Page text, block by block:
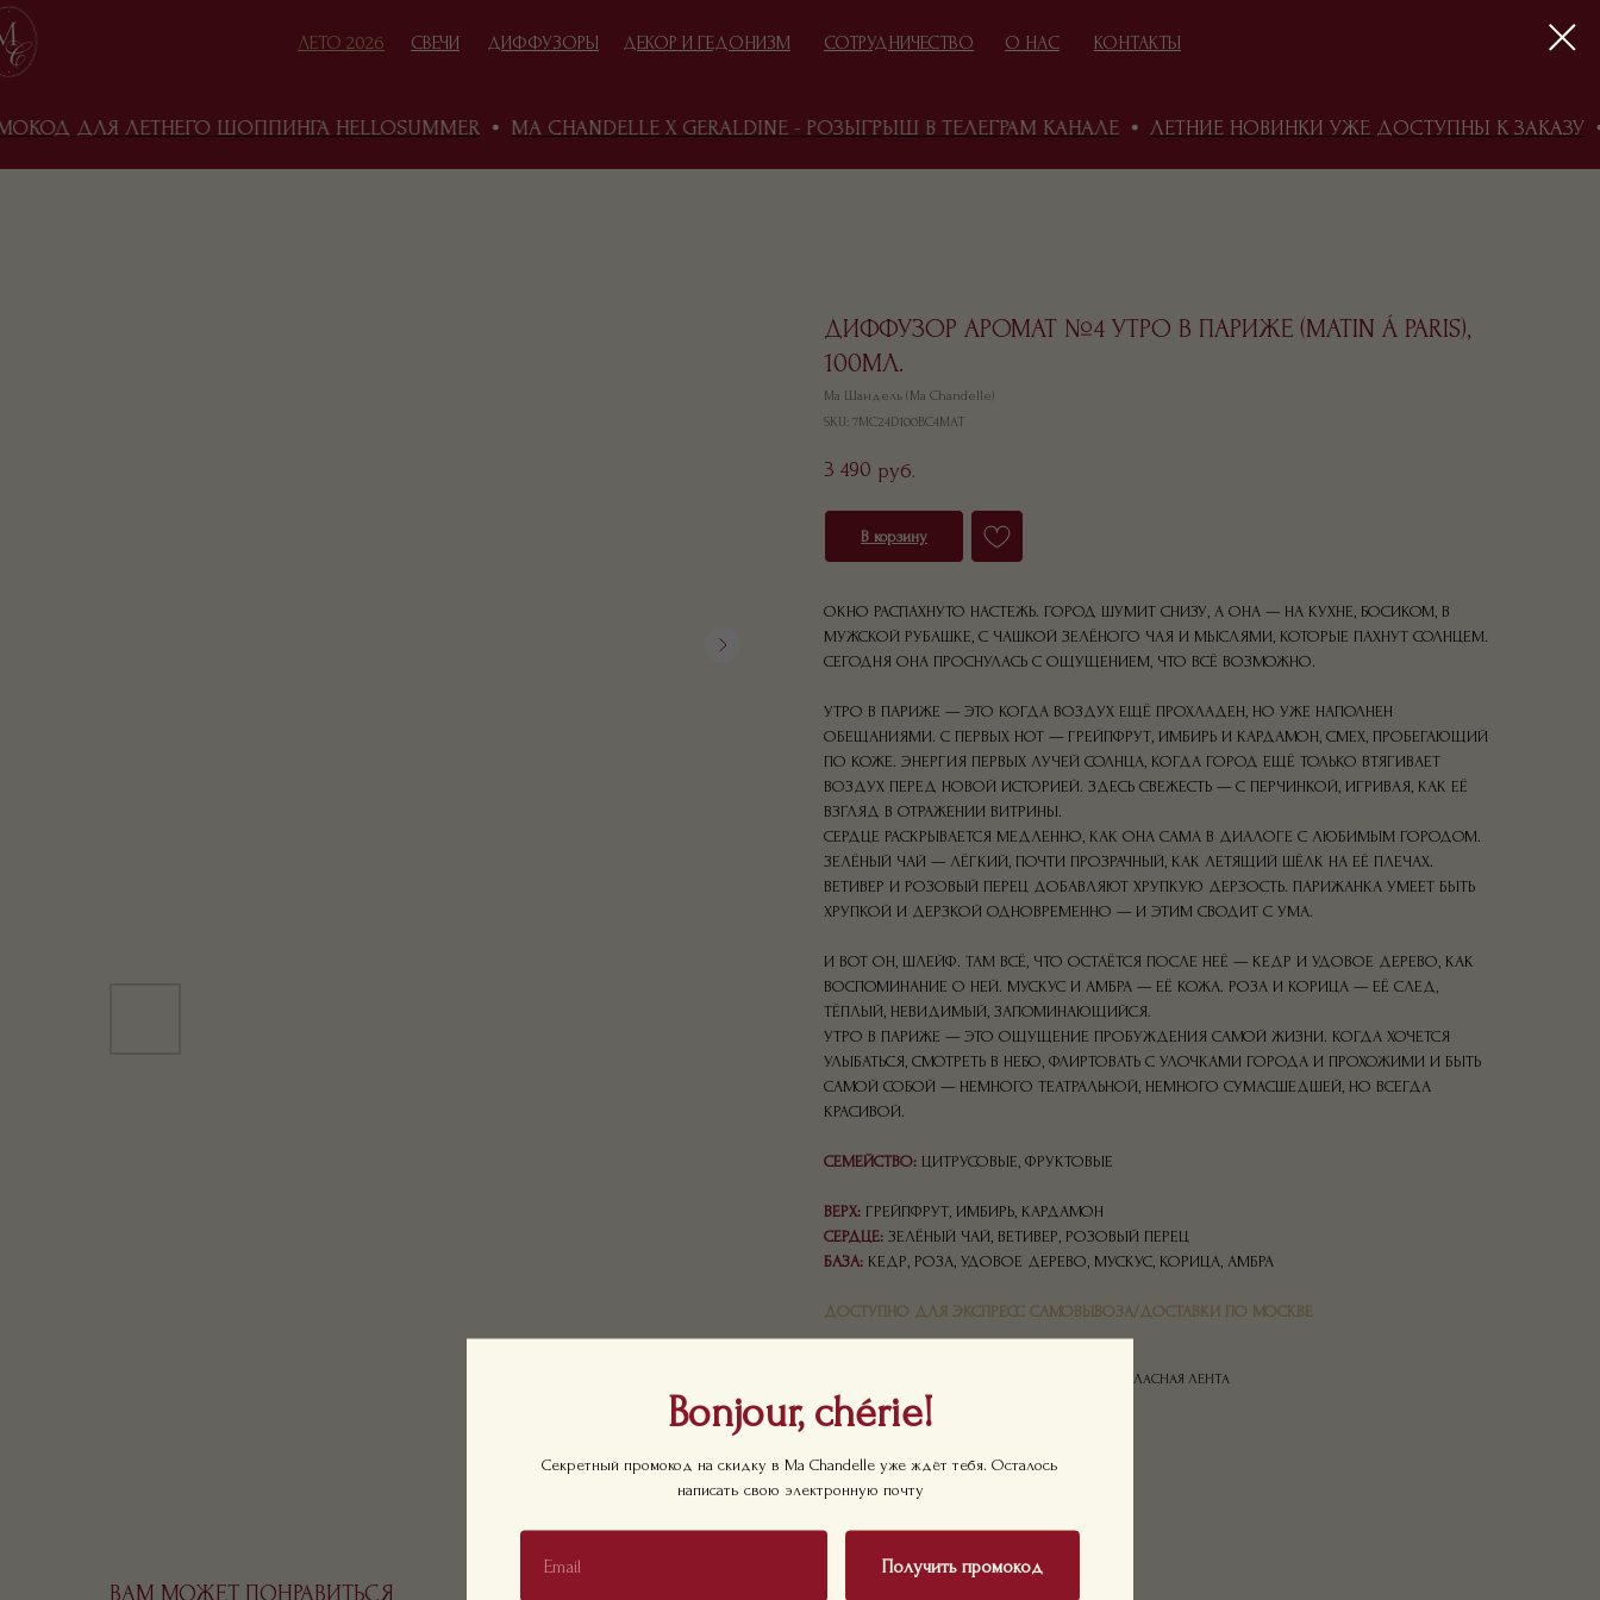
ЛЕТО 2026 КОНТАКТЫ
О НАС
СВЕЧИ ДИФФУЗОРЫ ДЕКОР И ГЕДОНИЗМ СОТРУДНИЧЕСТВО
ДЛЯ ЛЕТНЕГО ШОППИНГА HELLOSUMMER MA CHANDELLE X GERALDINE - РОЗЫГРЫШ В ТЕЛЕГРАМ КАНАЛЕ ЛЕТНИЕ НОВИНКИ УЖЕ ДОСТУПНЫ К ЗАКАЗУ
ДИФФУЗОР АРОМАТ №4 УТРО В ПАРИЖЕ (MATIN Á PARIS),
100МЛ.
Ма Шандель (Ma Chandelle)
SKU: 7MC24D100BC4MAT
3 490 руб.
В корзину
ОКНО РАСПАХНУТО НАСТЕЖЬ. ГОРОД ШУМИТ СНИЗУ, А ОНА — НА КУХНЕ, БОСИКОМ, В
МУЖСКОЙ РУБАШКЕ, С ЧАШКОЙ ЗЕЛЁНОГО ЧАЯ И МЫСЛЯМИ, КОТОРЫЕ ПАХНУТ СОЛНЦЕМ.
СЕГОДНЯ ОНА ПРОСНУЛАСЬ С ОЩУЩЕНИЕМ, ЧТО ВСЁ ВОЗМОЖНО.
УТРО В ПАРИЖЕ — ЭТО КОГДА ВОЗДУХ ЕЩЁ ПРОХЛАДЕН, НО УЖЕ НАПОЛНЕН
ОБЕЩАНИЯМИ. С ПЕРВЫХ НОТ — ГРЕЙПФРУТ, ИМБИРЬ И КАРДАМОН, СМЕХ, ПРОБЕГАЮЩИЙ
ПО КОЖЕ. ЭНЕРГИЯ ПЕРВЫХ ЛУЧЕЙ СОЛНЦА, КОГДА ГОРОД ЕЩЁ ТОЛЬКО ВТЯГИВАЕТ
ВОЗДУХ ПЕРЕД НОВОЙ ИСТОРИЕЙ. ЗДЕСЬ СВЕЖЕСТЬ — С ПЕРЧИНКОЙ, ИГРИВАЯ, КАК ЕЁ
ВЗГЛЯД В ОТРАЖЕНИИ ВИТРИНЫ.
СЕРДЦЕ РАСКРЫВАЕТСЯ МЕДЛЕННО, КАК ОНА САМА В ДИАЛОГЕ С ЛЮБИМЫМ ГОРОДОМ.
ЗЕЛЁНЫЙ ЧАЙ — ЛЁГКИЙ, ПОЧТИ ПРОЗРАЧНЫЙ, КАК ЛЕТЯЩИЙ ШЁЛК НА ЕЁ ПЛЕЧАХ.
ВЕТИВЕР И РОЗОВЫЙ ПЕРЕЦ ДОБАВЛЯЮТ ХРУПКУЮ ДЕРЗОСТЬ. ПАРИЖАНКА УМЕЕТ БЫТЬ
ХРУПКОЙ И ДЕРЗКОЙ ОДНОВРЕМЕННО — И ЭТИМ СВОДИТ С УМА.
И ВОТ ОН, ШЛЕЙФ. ТАМ ВСЁ, ЧТО ОСТАЁТСЯ ПОСЛЕ НЕЁ — КЕДР И УДОВОЕ ДЕРЕВО, КАК
ВОСПОМИНАНИЕ О НЕЙ. МУСКУС И АМБРА — ЕЁ КОЖА. РОЗА И КОРИЦА — ЕЁ СЛЕД,
ТЁПЛЫЙ, НЕВИДИМЫЙ, ЗАПОМИНАЮЩИЙСЯ.
УТРО В ПАРИЖЕ — ЭТО ОЩУЩЕНИЕ ПРОБУЖДЕНИЯ САМОЙ ЖИЗНИ. КОГДА ХОЧЕТСЯ
УЛЫБАТЬСЯ, СМОТРЕТЬ В НЕБО, ФЛИРТОВАТЬ С УЛОЧКАМИ ГОРОДА И ПРОХОЖИМИ И БЫТЬ
САМОЙ СОБОЙ — НЕМНОГО ТЕАТРАЛЬНОЙ, НЕМНОГО СУМАСШЕДШЕЙ, НО ВСЕГДА
КРАСИВОЙ.
СЕМЕЙСТВО: ЦИТРУСОВЫЕ, ФРУКТОВЫЕ
ВЕРХ: ГРЕЙПФРУТ, ИМБИРЬ, КАРДАМОН
СЕРДЦЕ: ЗЕЛЁНЫЙ ЧАЙ, ВЕТИВЕР, РОЗОВЫЙ ПЕРЕЦ
БАЗА: КЕДР, РОЗА, УДОВОЕ ДЕРЕВО, МУСКУС, КОРИЦА, АМБРА
ДОСТУПНО ДЛЯ ЭКСПРЕСС САМОВЫВОЗА/ДОСТАВКИ ПО МОСКВЕ
УПАКОВКА: БРЕНДИРОВАННАЯ БЕЛАЯ КОРОБКА, АТЛАСНАЯ ЛЕНТА
ОБЪЕМ: 100МЛ
СРОК СЛУЖБЫ: 2-3 МЕСЯЦА
LXWXH: 110X110X110 MM
WEIGHT: 400 G
ВАМ МОЖЕТ ПОНРАВИТЬСЯ
Bonjour, chérie!
Секретный промокод на скидку в Ma Chandelle уже ждёт тебя. Осталось
написать свою электронную почту
Получить промокод